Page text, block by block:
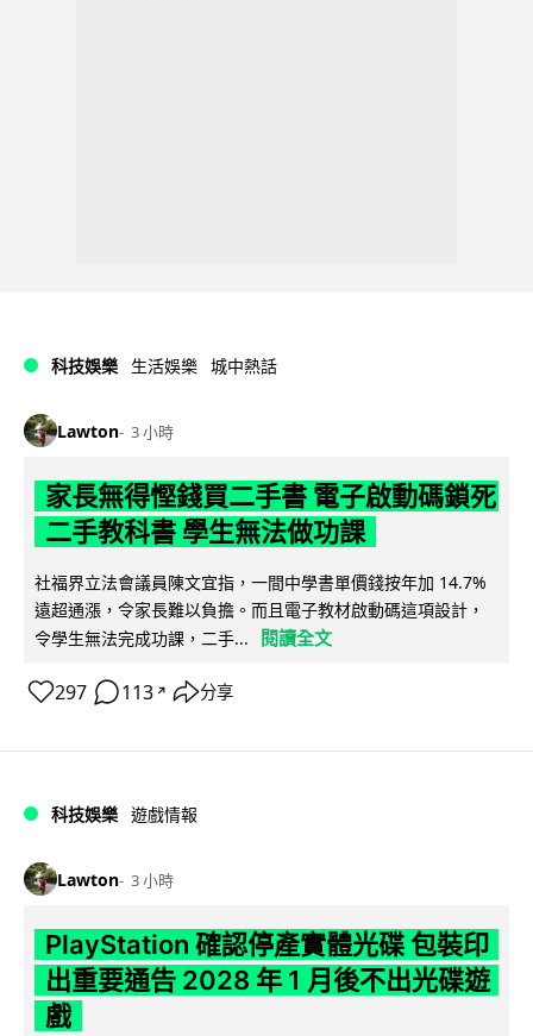
科技娛樂 生活娛樂 城中熱話
Lawton 3 小時
家長無得慳錢買二手書 電子啟動碼鎖死
二手教科書 學生無法做功課
社福界立法會議員陳文宜指，一間中學書單價錢按年加 14.7%
遠超通漲，令家長難以負擔。而且電子教材啟動碼這項設計，
令學生無法完成功課，二手...
閱讀全文
297 113 ↗ 分享
科技娛樂 遊戲情報
Lawton 3 小時
PlayStation 確認停產實體光碟 包裝印
出重要通告 2028 年 1 月後不出光碟遊
戲